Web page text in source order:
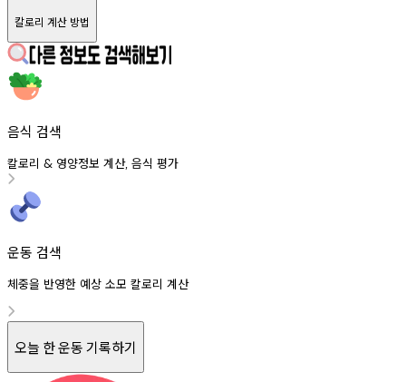
칼로리 계산 방법
음식 검색
칼로리 & 영양정보 계산, 음식 평가
운동 검색
체중을 반영한 예상 소모 칼로리 계산
오늘 한 운동 기록하기